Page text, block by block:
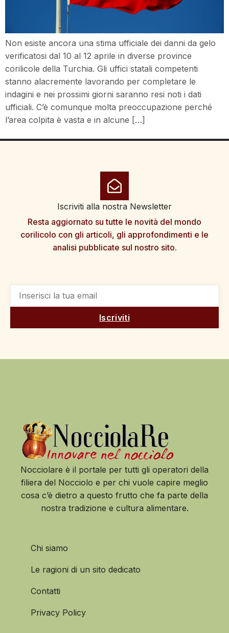
Non esiste ancora una stima ufficiale dei danni da gelo
verificatosi dal 10 al 12 aprile in diverse province
corilicole della Turchia. Gli uffici statali competenti
stanno alacremente lavorando per completare le
indagini e nei prossimi giorni saranno resi noti i dati
ufficiali. C’è comunque molta preoccupazione perché
l’area colpita è vasta e in alcune […]
Iscriviti alla nostra Newsletter
Resta aggiornato su tutte le novità del mondo
corilicolo con gli articoli, gli approfondimenti e le
analisi pubblicate sul nostro sito.
Iscriviti
Nocciolare è il portale per tutti gli operatori della
filiera del Nocciolo e per chi vuole capire meglio
cosa c’è dietro a questo frutto che fa parte della
nostra tradizione e cultura alimentare.
Chi siamo
Le ragioni di un sito dedicato
Contatti
Privacy Policy